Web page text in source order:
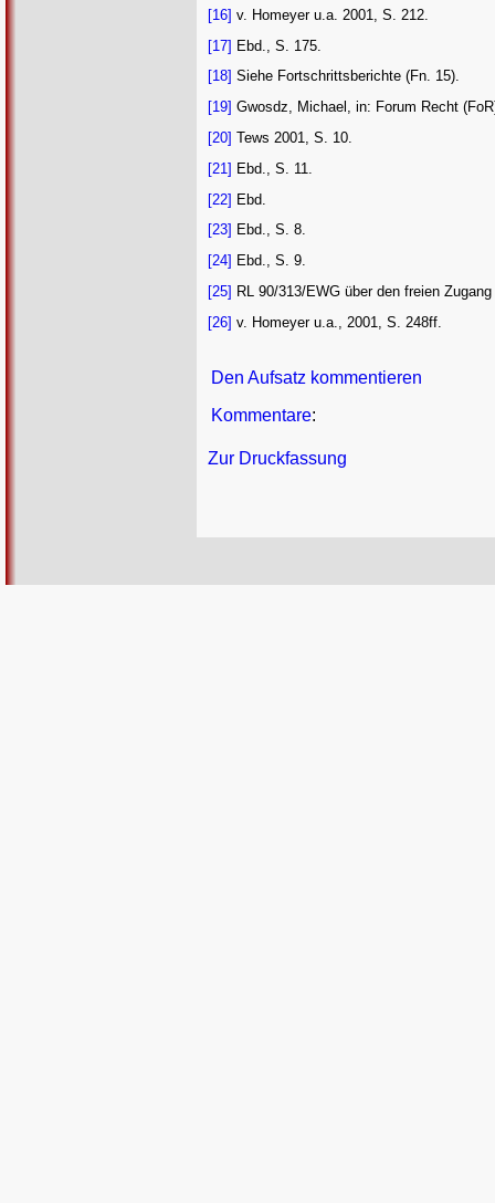
[16] v. Homeyer u.a. 2001, S. 212.
[17] Ebd., S. 175.
[18] Siehe Fortschrittsberichte (Fn. 15).
[19] Gwosdz, Michael, in: Forum Recht
[20] Tews 2001, S. 10.
[21] Ebd., S. 11.
[22] Ebd.
[23] Ebd., S. 8.
[24] Ebd., S. 9.
[25] RL 90/313/EWG über den freien
[26] v. Homeyer u.a., 2001, S. 248ff.
Den Aufsatz kommentieren
Kommentare:
Zur Druckfassung